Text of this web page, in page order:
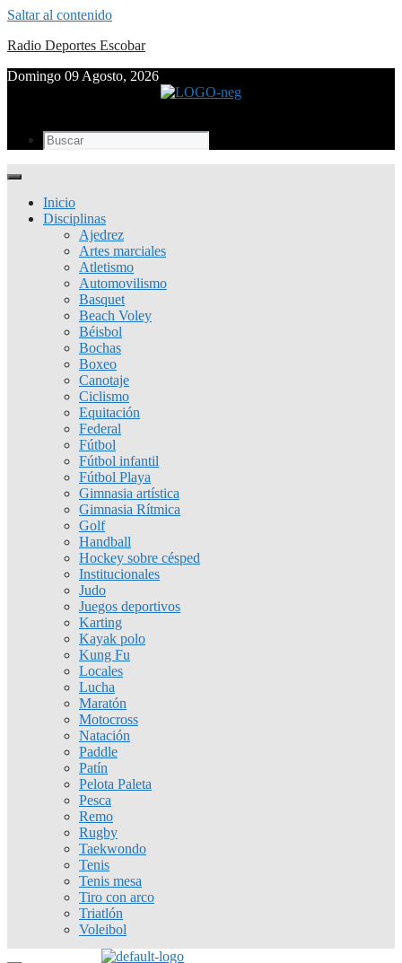
Saltar al contenido
Radio Deportes Escobar
Domingo 09 Agosto, 2026
Inicio
Disciplinas
Ajedrez
Artes marciales
Atletismo
Automovilismo
Basquet
Beach Voley
Béisbol
Bochas
Boxeo
Canotaje
Ciclismo
Equitación
Federal
Fútbol
Fútbol infantil
Fútbol Playa
Gimnasia artística
Gimnasia Rítmica
Golf
Handball
Hockey sobre césped
Institucionales
Judo
Juegos deportivos
Karting
Kayak polo
Kung Fu
Locales
Lucha
Maratón
Motocross
Natación
Paddle
Patín
Pelota Paleta
Pesca
Remo
Rugby
Taekwondo
Tenis
Tenis mesa
Tiro con arco
Triatlón
Voleibol